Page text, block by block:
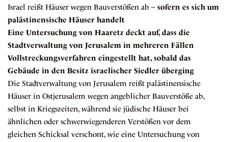
Israel reißt Häuser wegen Bauverstößen ab – sofern es sich um
palästinensische Häuser handelt
Eine Untersuchung von Haaretz deckt auf, dass die
Stadtverwaltung von Jerusalem in mehreren Fällen
Vollstreckungsverfahren eingestellt hat, sobald das
Gebäude in den Besitz israelischer Siedler überging
Die Stadtverwaltung von Jerusalem reißt palästinensische
Häuser in Ostjerusalem wegen angeblicher Bauverstöße ab,
selbst in Kriegszeiten, während sie jüdische Häuser bei
ähnlichen oder schwerwiegenderen Verstößen vor dem
gleichen Schicksal verschont, wie eine Untersuchung von